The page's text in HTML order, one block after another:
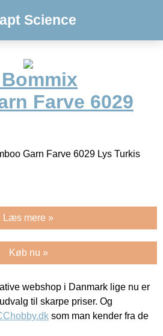
Science
Farve 6029
Garn Farve 6029 Lys Turkis
Læs mere »
Køb nu »
webshop i Danmark lige nu er
til skarpe priser. Og
som man kender fra de